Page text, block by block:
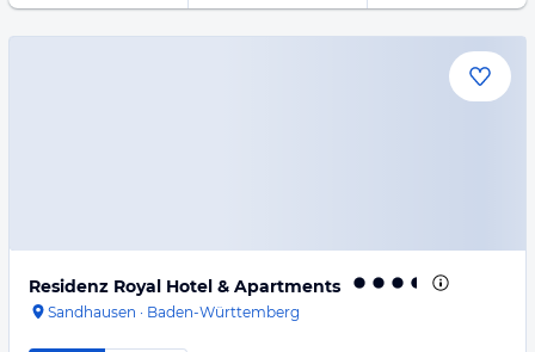
Residenz Royal Hotel & Apartments
Sandhausen · Baden-Württemberg